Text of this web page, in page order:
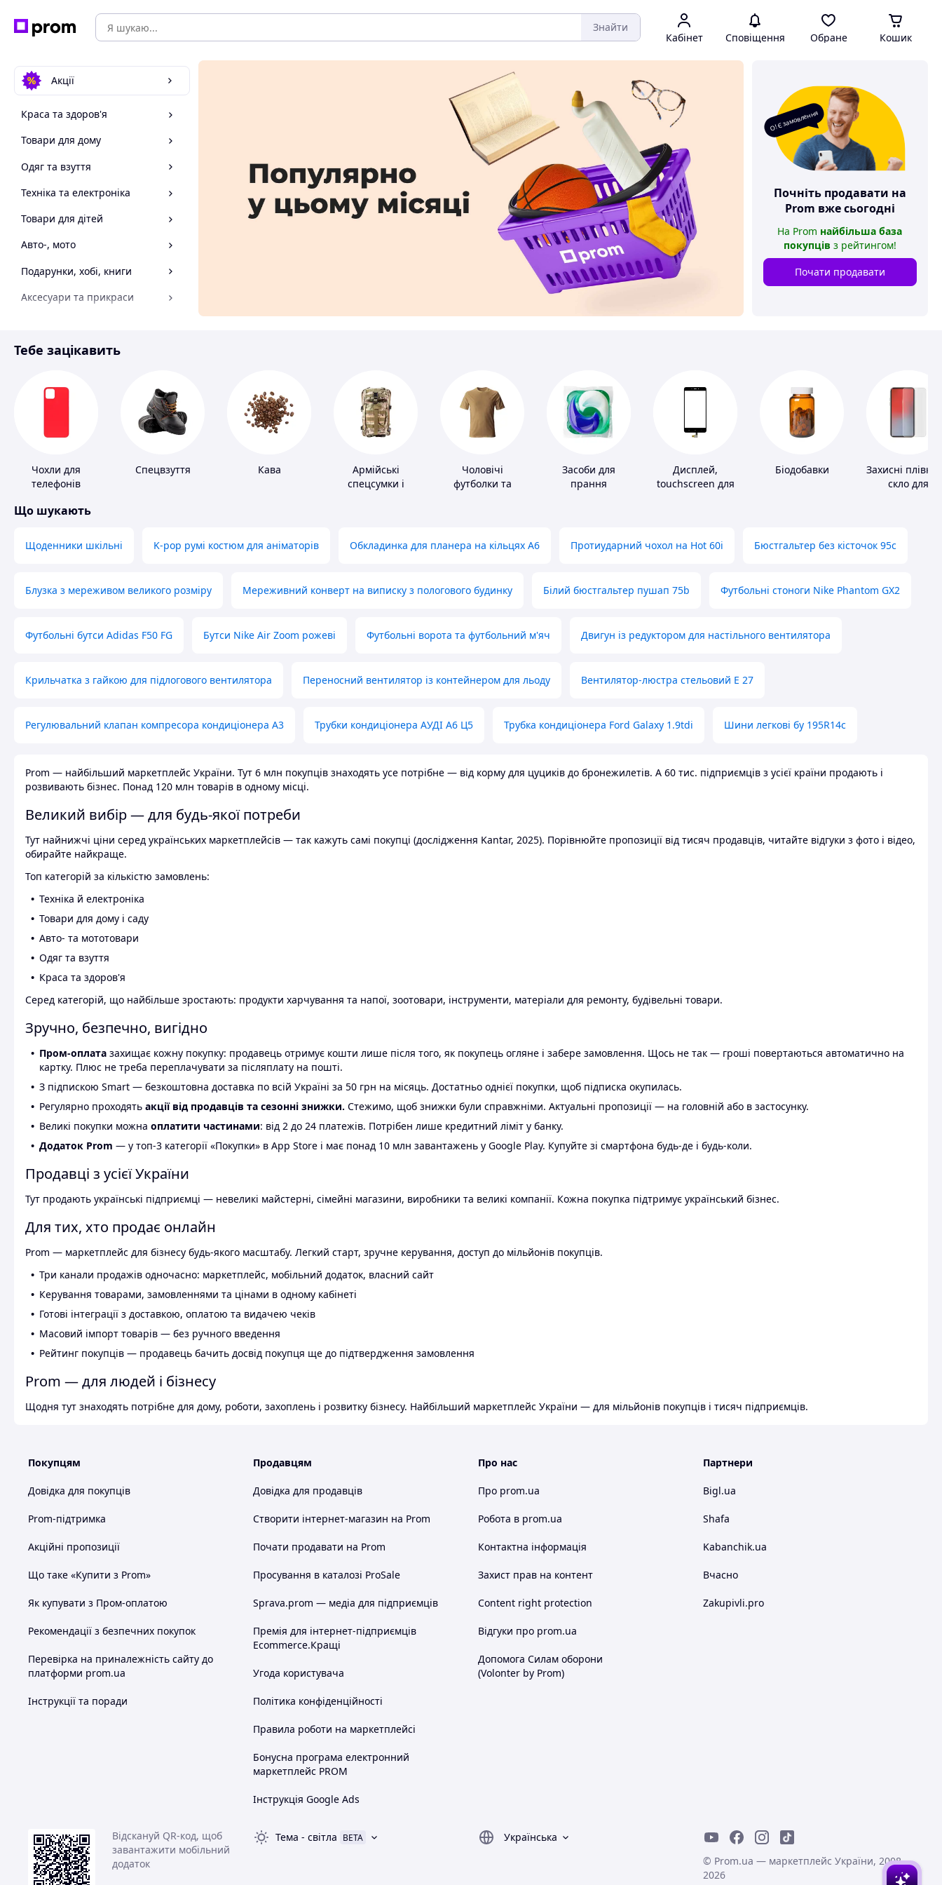
Знайти
Кабінет Сповіщення Обране Кошик
Акції
Краса та здоров'я
Товари для дому
Одяг та взуття
Техніка та електроніка
Товари для дітей
Авто-, мото
Подарунки, хобі, книги
Аксесуари та прикраси
Спорт і відпочинок
О! Є замовлення
Почніть продавати на
Prom вже сьогодні
На Prom найбільша база
покупців з рейтингом!
Почати продавати
Тебе зацікавить
Чохли для
телефонів
Спецвзуття Кава
Армійські
спецсумки і
Чоловічі
футболки та
Засоби для
прання
Дисплей,
touchscreen для
Біодобавки
Захисні плівки
скло для
Що шукають
Щоденники шкільні K-pop румі костюм для аніматорів Обкладинка для планера на кільцях А6 Протиударний чохол на Hot 60i Бюстгальтер без кісточок 95с
Блузка з мереживом великого розміру Мереживний конверт на виписку з пологового будинку Білий бюстгальтер пушап 75b Футбольні стоноги Nike Phantom GX2
Футбольні бутси Adidas F50 FG Бутси Nike Air Zoom рожеві Футбольні ворота та футбольний м'яч Двигун із редуктором для настільного вентилятора
Крильчатка з гайкою для підлогового вентилятора Переносний вентилятор із контейнером для льоду Вентилятор-люстра стельовий E 27
Регулювальний клапан компресора кондиціонера А3 Трубки кондиціонера АУДІ А6 Ц5 Трубка кондиціонера Ford Galaxy 1.9tdi Шини легкові бу 195R14c
Prom — найбільший маркетплейс України. Тут 6 млн покупців знаходять усе потрібне — від корму для цуциків до бронежилетів. А 60 тис. підприємців з усієї країни продають і
розвивають бізнес. Понад 120 млн товарів в одному місці.
Великий вибір — для будь-якої потреби
Тут найнижчі ціни серед українських маркетплейсів — так кажуть самі покупці (дослідження Kantar, 2025). Порівнюйте пропозиції від тисяч продавців, читайте відгуки з фото і відео,
обирайте найкраще.
Топ категорій за кількістю замовлень:
Техніка й електроніка
Товари для дому і саду
Авто- та мототовари
Одяг та взуття
Краса та здоров'я
Серед категорій, що найбільше зростають: продукти харчування та напої, зоотовари, інструменти, матеріали для ремонту, будівельні товари.
Зручно, безпечно, вигідно
Пром-оплата захищає кожну покупку: продавець отримує кошти лише після того, як покупець огляне і забере замовлення. Щось не так — гроші повертаються автоматично на
картку. Плюс не треба переплачувати за післяплату на пошті.
З підпискою Smart — безкоштовна доставка по всій Україні за 50 грн на місяць. Достатньо однієї покупки, щоб підписка окупилась.
Регулярно проходять акції від продавців та сезонні знижки. Стежимо, щоб знижки були справжніми. Актуальні пропозиції — на головній або в застосунку.
Великі покупки можна оплатити частинами: від 2 до 24 платежів. Потрібен лише кредитний ліміт у банку.
Додаток Prom — у топ-3 категорії «Покупки» в App Store і має понад 10 млн завантажень у Google Play. Купуйте зі смартфона будь-де і будь-коли.
Продавці з усієї України
Тут продають українські підприємці — невеликі майстерні, сімейні магазини, виробники та великі компанії. Кожна покупка підтримує український бізнес.
Для тих, хто продає онлайн
Prom — маркетплейс для бізнесу будь-якого масштабу. Легкий старт, зручне керування, доступ до мільйонів покупців.
Три канали продажів одночасно: маркетплейс, мобільний додаток, власний сайт
Керування товарами, замовленнями та цінами в одному кабінеті
Готові інтеграції з доставкою, оплатою та видачею чеків
Масовий імпорт товарів — без ручного введення
Рейтинг покупців — продавець бачить досвід покупця ще до підтвердження замовлення
Prom — для людей і бізнесу
Щодня тут знаходять потрібне для дому, роботи, захоплень і розвитку бізнесу. Найбільший маркетплейс України — для мільйонів покупців і тисяч підприємців.
Покупцям
Довідка для покупців
Prom-підтримка
Акційні пропозиції
Що таке «Купити з Prom»
Як купувати з Пром-оплатою
Рекомендації з безпечних покупок
Перевірка на приналежність сайту до
платформи prom.ua
Інструкції та поради
Продавцям
Довідка для продавців
Створити інтернет-магазин на Prom
Почати продавати на Prom
Просування в каталозі ProSale
Sprava.prom — медіа для підприємців
Премія для інтернет-підприємців
Ecommerce.Кращі
Угода користувача
Політика конфіденційності
Правила роботи на маркетплейсі
Бонусна програма електронний
маркетплейс PROM
Інструкція Google Ads
Про нас
Про prom.ua
Робота в prom.ua
Контактна інформація
Захист прав на контент
Content right protection
Відгуки про prom.ua
Допомога Силам оборони
(Volonter by Prom)
Партнери
Bigl.ua
Shafa
Kabanchik.ua
Вчасно
Zakupivli.pro
Відскануй QR-код, щоб
завантажити мобільний
додаток
Тема - світла BETA
Українська
© Prom.ua — маркетплейс України, 2008-
2026